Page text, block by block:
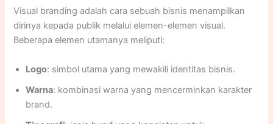
Visual branding adalah cara sebuah bisnis menampilkan
dirinya kepada publik melalui elemen-elemen visual.
Beberapa elemen utamanya meliputi:
Logo: simbol utama yang mewakili identitas bisnis.
Warna: kombinasi warna yang mencerminkan karakter
brand.